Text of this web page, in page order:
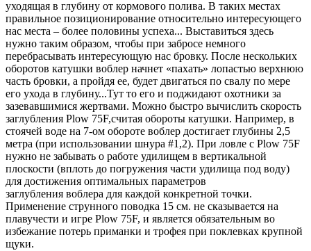
уходящая в глубину от кормового полива. В таких местах
правильное позиционирование относительно интересующего
нас места – более половины успеха... Выставиться здесь
нужно таким образом, чтобы при забросе немного
перебрасывать интересующую нас бровку. После нескольких
оборотов катушки воблер начнет «пахать» лопастью верхнюю
часть бровки, а пройдя ее, будет двигаться по свалу по мере
его ухода в глубину...Тут то его и поджидают охотники за
зазевавшимися жертвами. Можно быстро вычислить скорость
заглубления Plow 75F,считая обороты катушки. Например, в
стоячей воде на 7-ом обороте воблер достигает глубины 2,5
метра (при использовании шнура #1,2). При ловле с Plow 75F
нужно не забывать о работе удилищем в вертикальной
плоскости (вплоть до погружения части удилища под воду)
для достижения оптимальных параметров
заглубления воблера для каждой конкретной точки.
Применение струнного поводка 15 см. не сказывается на
плавучести и игре Plow 75F, и является обязательным во
избежание потерь приманки и трофея при поклевках крупной
щуки.